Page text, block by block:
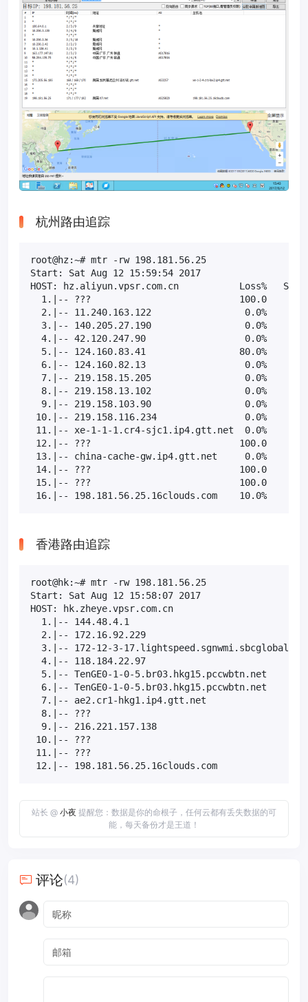
杭州路由追踪
root@hz:~# mtr -rw 198.181.56.25
Start: Sat Aug 12 15:59:54 2017
HOST: hz.aliyun.vpsr.com.cn           Loss%   Snt
1.|-- ???                           100.0    10
2.|-- 11.240.163.122                 0.0%    10
3.|-- 140.205.27.190                 0.0%    10
4.|-- 42.120.247.90                  0.0%    10
5.|-- 124.160.83.41                 80.0%    10
6.|-- 124.160.82.13                  0.0%    10
7.|-- 219.158.15.205                 0.0%    10
8.|-- 219.158.13.102                 0.0%    10
9.|-- 219.158.103.90                 0.0%    10
10.|-- 219.158.116.234                0.0%    10
11.|-- xe-1-1-1.cr4-sjc1.ip4.gtt.net  0.0%    10
12.|-- ???                           100.0    10
13.|-- china-cache-gw.ip4.gtt.net     0.0%    10
14.|-- ???                           100.0    10
15.|-- ???                           100.0    10
16.|-- 198.181.56.25.16clouds.com    10.0%    10
香港路由追踪
root@hk:~# mtr -rw 198.181.56.25
Start: Sat Aug 12 15:58:07 2017
HOST: hk.zheye.vpsr.com.cn
1.|-- 144.48.4.1
2.|-- 172.16.92.229
3.|-- 172-12-3-
4.|-- 118.184.22.97
5.|-- TenGE0-1-0-5.br03.hkg15.pccwbtn.net
6.|-- TenGE0-1-0-5.br03.hkg15.pccwbtn.net
7.|-- ae2.cr1-hkg1.ip4.gtt.net
8.|-- ???
9.|-- 216.221.157.138
10.|-- ???
11.|-- ???
12.|-- 198.181.56.25.16clouds.com
站长 @ 小夜 提醒您：数据是你的命根子，任何云都有丢失数据的可
能，每天备份才是王道！
评论(4)